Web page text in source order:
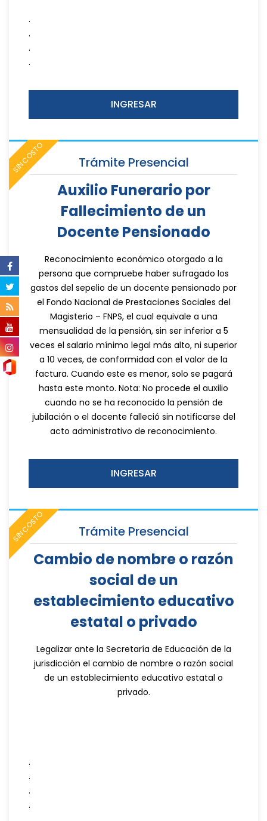
.
.
.
.
INGRESAR
SIN COSTO Trámite Presencial
Auxilio Funerario por
Fallecimiento de un
Docente Pensionado
Reconocimiento económico otorgado a la
persona que compruebe haber sufragado los
gastos del sepelio de un docente pensionado por
el Fondo Nacional de Prestaciones Sociales del
Magisterio – FNPS, el cual equivale a una
mensualidad de la pensión, sin ser inferior a 5
veces el salario mínimo legal más alto, ni superior
a 10 veces, de conformidad con el valor de la
factura. Cuando este es menor, solo se pagará
hasta este monto. Nota: No procede el auxilio
cuando no se ha reconocido la pensión de
jubilación o el docente falleció sin notificarse del
acto administrativo de reconocimiento.
INGRESAR
SIN COSTO Trámite Presencial
Cambio de nombre o razón
social de un
establecimiento educativo
estatal o privado
Legalizar ante la Secretaría de Educación de la
jurisdicción el cambio de nombre o razón social
de un establecimiento educativo estatal o
privado.
.
.
.
.